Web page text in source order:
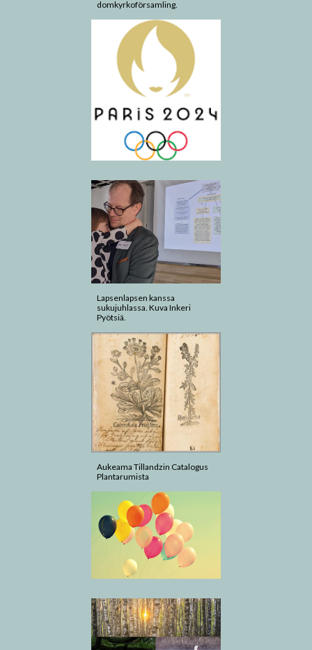
domkyrkoförsamling.
Lapsenlapsen kanssa
sukujuhlassa. Kuva Inkeri
Pyötsiä.
Aukeama Tillandzin Catalogus
Plantarumista